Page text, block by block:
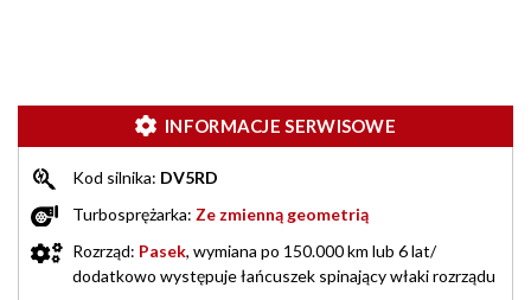
INFORMACJE SERWISOWE
Kod silnika: DV5RD
Turbosprężarka: Ze zmienną geometrią
Rozrząd: Pasek, wymiana po 150.000 km lub 6 lat/
dodatkowo występuje łańcuszek spinający właki rozrządu